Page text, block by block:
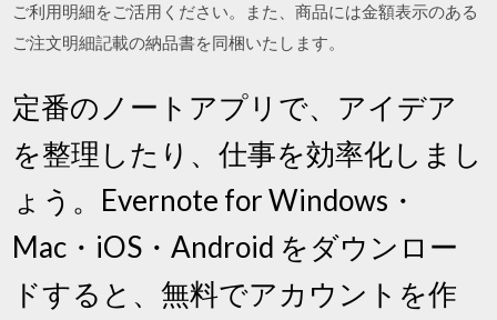
ご利用明細をご活用ください。また、商品には金額表示のある
ご注文明細記載の納品書を同梱いたします。
定番のノートアプリで、アイデア
を整理したり、仕事を効率化しまし
ょう。Evernote for Windows・
Mac・iOS・Android をダウンロー
ドすると、無料でアカウントを作